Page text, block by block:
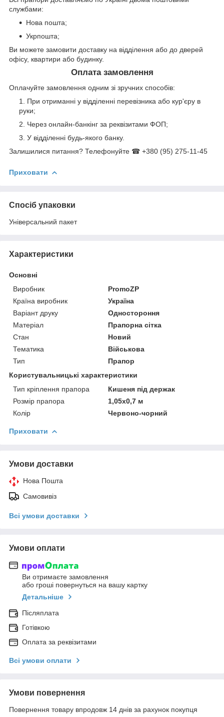
службами:
Нова пошта;
Укрпошта;
Ви можете замовити доставку на відділення або до дверей
офісу, квартири або будинку.
Оплата замовлення
Оплачуйте замовлення одним зі зручних способів:
При отриманні у відділенні перевізника або кур'єру в
руки;
Через онлайн-банкінг за реквізитами ФОП;
У відділенні будь-якого банку.
Залишилися питання? Телефонуйте ☎ +380 (95) 275-11-45
Приховати
Спосіб упаковки
Універсальний пакет
Характеристики
Основні
Виробник
PromoZP
Країна виробник
Україна
Варіант друку
Одностороння
Матеріал
Прапорна сітка
Стан
Новий
Тематика
Військова
Тип
Прапор
Користувальницькі характеристики
Тип кріплення прапора
Кишеня під держак
Розмір прапора
1,05х0,7 м
Колір
Червоно-чорний
Приховати
Умови доставки
Нова Пошта
Самовивіз
Всі умови доставки
Умови оплати
Ви отримаєте замовлення
або гроші повернуться на вашу картку
Детальніше
Післяплата
Готівкою
Оплата за реквізитами
Всі умови оплати
Умови повернення
Повернення товару впродовж 14 днів за рахунок покупця